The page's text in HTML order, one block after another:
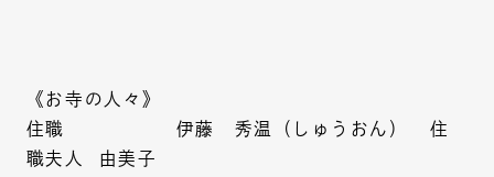
《お寺の人々》
住職 伊藤 秀温（しゅうおん） 住
職夫人 由美子